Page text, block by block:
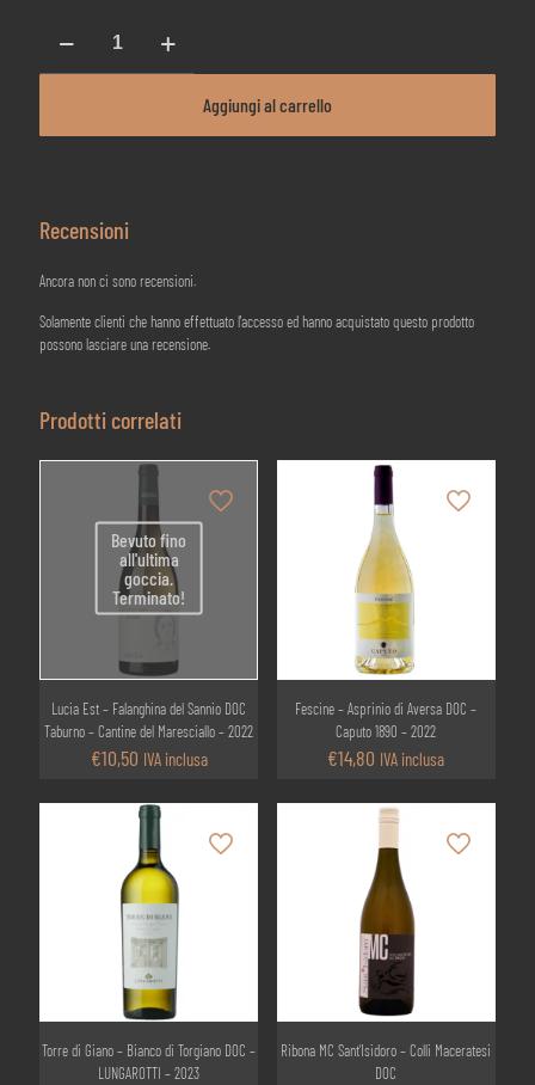
Zibibbo
IGP
quantità
Aggiungi al carrello
Recensioni
Ancora non ci sono recensioni.
Solamente clienti che hanno effettuato l'accesso ed hanno acquistato questo prodotto
possono lasciare una recensione.
Prodotti correlati
Bevuto fino
all'ultima
goccia.
Terminato!
Lucia Est – Falanghina del Sannio DOC
Taburno – Cantine del Maresciallo – 2022
€10,50 IVA inclusa
Fescine – Asprinio di Aversa DOC –
Caputo 1890 – 2022
€14,80 IVA inclusa
Torre di Giano – Bianco di Torgiano DOC –
LUNGAROTTI – 2023
Ribona MC Sant’Isidoro – Colli Maceratesi
DOC